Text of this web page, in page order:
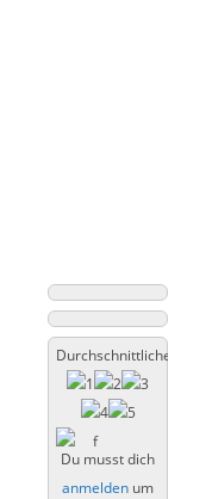
Durchschnittliche
Du musst dich
anmelden um